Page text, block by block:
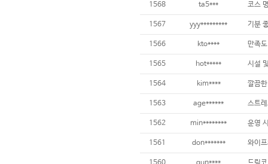
1568 ta5***
1567 yyy********* 기분
1566 kto**** 만족
1565 hot*****
1564 kim****
1563 age****** 스트
1562 min********
1561 don*******